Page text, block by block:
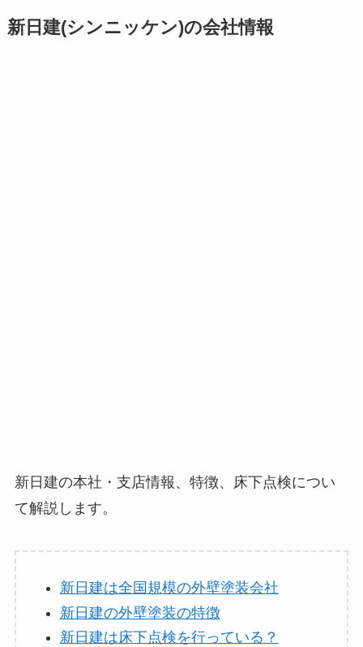
新日建(シンニッケン)の会社情報
新日建の本社・支店情報、特徴、床下点検につい
て解説します。
新日建は全国規模の外壁塗装会社
新日建の外壁塗装の特徴
新日建は床下点検を行っている？